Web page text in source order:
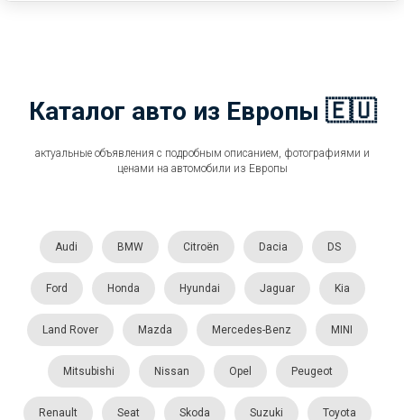
Каталог авто из Европы 🇪🇺
актуальные объявления с подробным описанием, фотографиями и
ценами на автомобили из Европы
Audi BMW Citroën Dacia DS
Ford Honda Hyundai Jaguar Kia
Land Rover Mazda Mercedes-Benz MINI
Mitsubishi Nissan Opel Peugeot
Renault Seat Skoda Suzuki Toyota